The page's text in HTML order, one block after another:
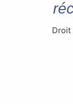
Droit